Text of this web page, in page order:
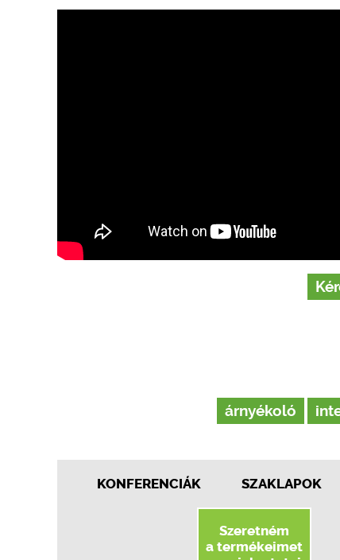
árnyékoló
KONFERENCIÁK SZAKLAPOK
Szeretném
a termékeimet